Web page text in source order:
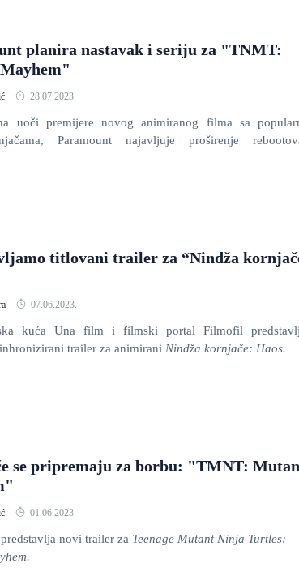
planira nastavak i seriju za "TNMT:
28.07.2023.
uoči premijere novog animiranog filma sa
Paramount najavljuje proširenje
titlovani trailer za “Nindža
07.06.2023.
kuća Una film i filmski portal Filmofil
trailer za animirani Nindža kornjače: Haos.
se pripremaju za borbu: "TMNT:
01.06.2023.
novi trailer za Teenage Mutant Ninja Turtles: